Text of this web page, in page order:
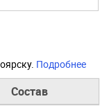
Подробнее
Состав